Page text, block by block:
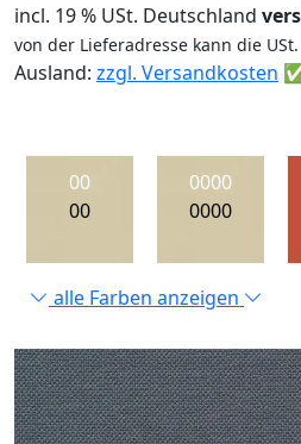
incl. 19 % USt. Deutschland
von der Lieferadresse kann die
Ausland: zzgl. Versandkosten
00
00
0000
0000
alle Farben anzeigen